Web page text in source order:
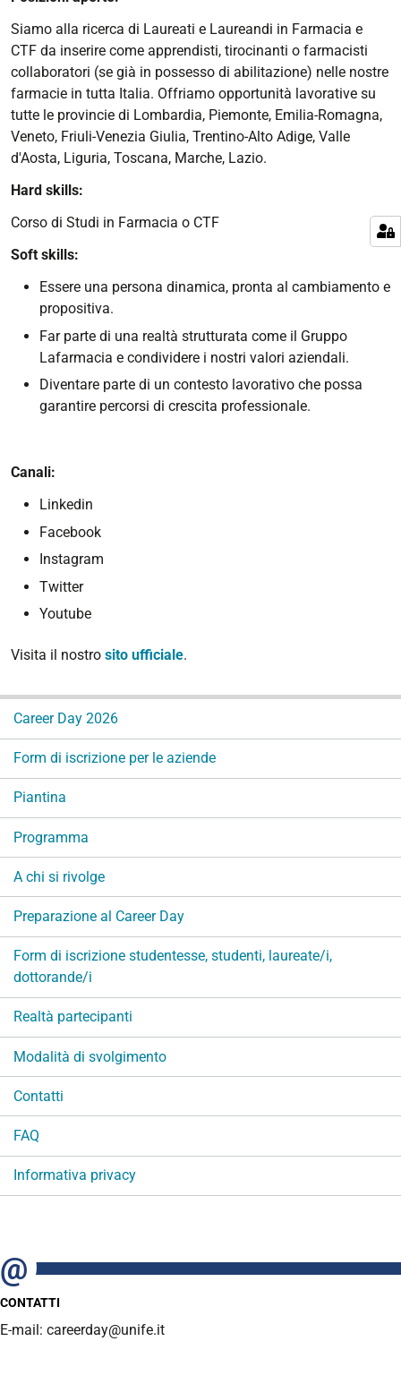
Siamo alla ricerca di Laureati e Laureandi in Farmacia e
CTF da inserire come apprendisti, tirocinanti o farmacisti
collaboratori (se già in possesso di abilitazione) nelle nostre
farmacie in tutta Italia. Offriamo opportunità lavorative su
tutte le provincie di Lombardia, Piemonte, Emilia-Romagna,
Veneto, Friuli-Venezia Giulia, Trentino-Alto Adige, Valle
d'Aosta, Liguria, Toscana, Marche, Lazio.
Hard skills:
Corso di Studi in Farmacia o CTF
Soft skills:
Essere una persona dinamica, pronta al cambiamento e
propositiva.
Far parte di una realtà strutturata come il Gruppo
Lafarmacia e condividere i nostri valori aziendali.
Diventare parte di un contesto lavorativo che possa
garantire percorsi di crescita professionale.
Canali:
Linkedin
Facebook
Instagram
Twitter
Youtube
Visita il nostro sito ufficiale.
a
i
n
Career Day 2026
Form di iscrizione per le aziende
Piantina
Programma
A chi si rivolge
Preparazione al Career Day
Form di iscrizione studentesse, studenti, laureate/i,
dottorande/i
Realtà partecipanti
Modalità di svolgimento
Contatti
FAQ
Informativa privacy
CONTATTI
E-mail: careerday@unife.it